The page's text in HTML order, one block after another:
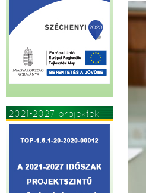
2021-2027 projektek